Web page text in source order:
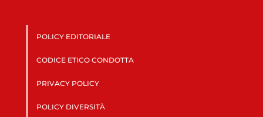
POLICY EDITORIALE
CODICE ETICO CONDOTTA
PRIVACY POLICY
POLICY DIVERSITÀ